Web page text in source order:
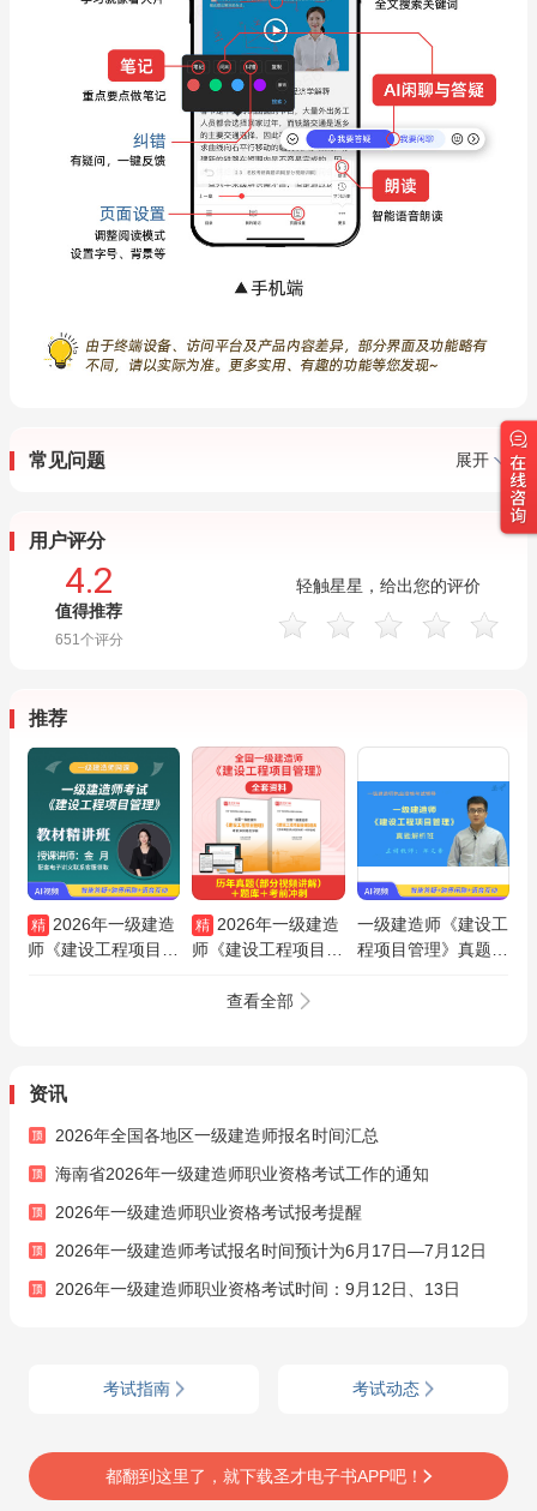
常见问题 展开
用户评分
4.2
值得推荐
651个评分
轻触星星，给出您的评价
推荐
精 2026年一级建造
师《建设工程项目管
精 2026年一级建造
师《建设工程项目管
真题（部分视频讲
一级建造师《建设工
程项目管理》真题精
查看全部
资讯
2026年全国各地区一级建造师报名时间汇总
海南省2026年一级建造师职业资格考试工作的通知
2026年一级建造师职业资格考试报考提醒
2026年一级建造师考试报名时间预计为6月17日—7月12日
2026年一级建造师职业资格考试时间：9月12日、13日
考试指南 考试动态
都翻到这里了，就下载圣才电子书APP吧！